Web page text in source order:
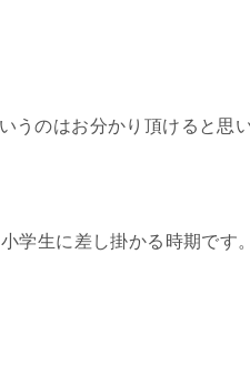
うのはお分かり頂けると思
学生に差し掛かる時期です